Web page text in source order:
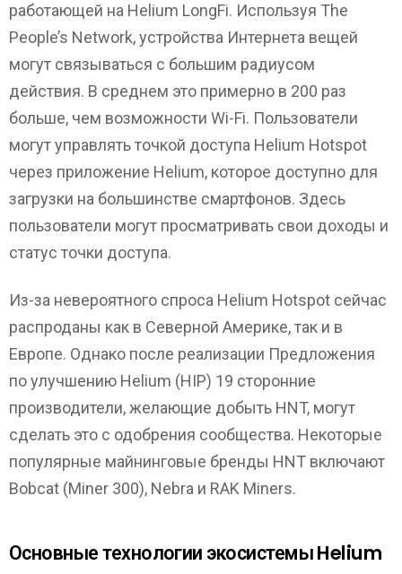
работающей на Helium LongFi. Используя The
People’s Network, устройства Интернета вещей
могут связываться с большим радиусом
действия. В среднем это примерно в 200 раз
больше, чем возможности Wi-Fi. Пользователи
могут управлять точкой доступа Helium Hotspot
через приложение Helium, которое доступно для
загрузки на большинстве смартфонов. Здесь
пользователи могут просматривать свои доходы и
статус точки доступа.
Из-за невероятного спроса Helium Hotspot сейчас
распроданы как в Северной Америке, так и в
Европе. Однако после реализации Предложения
по улучшению Helium (HIP) 19 сторонние
производители, желающие добыть HNT, могут
сделать это с одобрения сообщества. Некоторые
популярные майнинговые бренды HNT включают
Bobcat (Miner 300), Nebra и RAK Miners.
Основные технологии экосистемы Helium